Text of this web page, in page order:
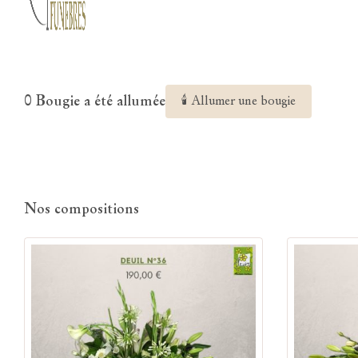
0 Bougie a été allumée 🕯 Allumer une bougie
Nos compositions